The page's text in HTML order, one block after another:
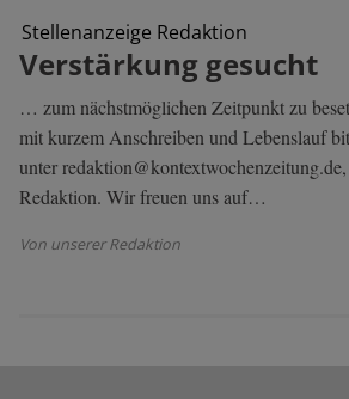
Stellenanzeige Redaktion
Verstärkung gesucht
… zum nächstmöglichen Zeitpunkt zu
mit kurzem Anschreiben und Lebenslauf
unter
Redaktion. Wir freuen uns auf…
Von unserer Redaktion